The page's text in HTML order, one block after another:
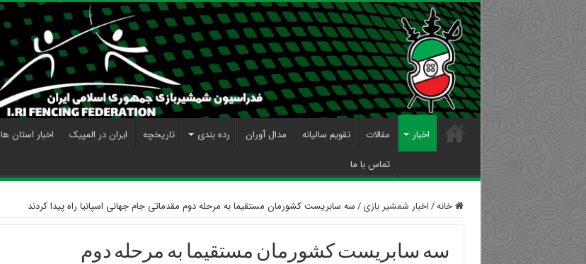
اخبار مقالات تقویم سالیانه مدال آوران رده بندی تاریخچه ایران در المپیک اخبار استان ها
تماس با ما
خانه/اخبار شمشیر بازی /سه سابریست کشورمان مستقیما به مرحله دوم مقدماتی جام جهانی اسپانیا راه پیدا کردند
سه سابریست کشورمان مستقیما به مرحله دوم